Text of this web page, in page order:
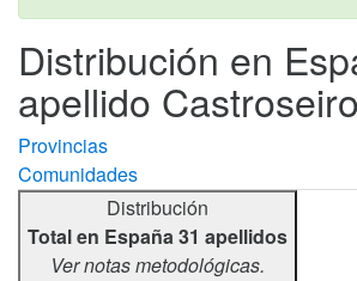
Distribución en
apellido
Provincias
Comunidades
Distribución
Total en España 31 apellidos
Ver notas metodológicas.